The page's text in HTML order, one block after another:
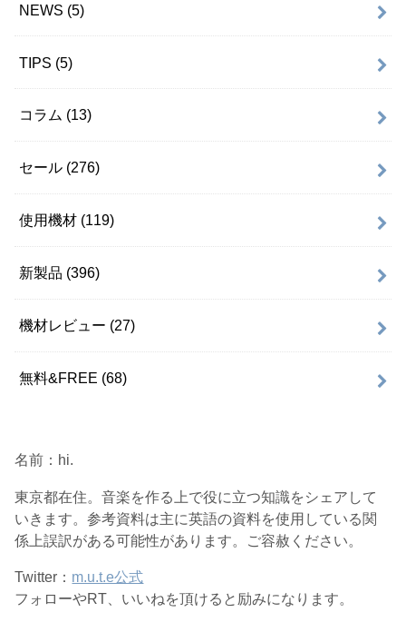
NEWS (5)
TIPS (5)
コラム (13)
セール (276)
使用機材 (119)
新製品 (396)
機材レビュー (27)
無料&FREE (68)
名前：hi.
東京都在住。音楽を作る上で役に立つ知識をシェアして
いきます。参考資料は主に英語の資料を使用している関
係上誤訳がある可能性があります。ご容赦ください。
Twitter： m.u.t.e公式
フォローやRT、いいねを頂けると励みになります。